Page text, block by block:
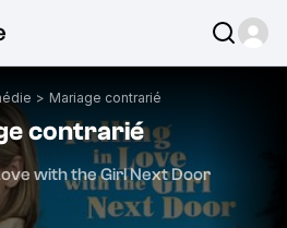
> Mariage contrarié
contrarié
with the Girl Next Door